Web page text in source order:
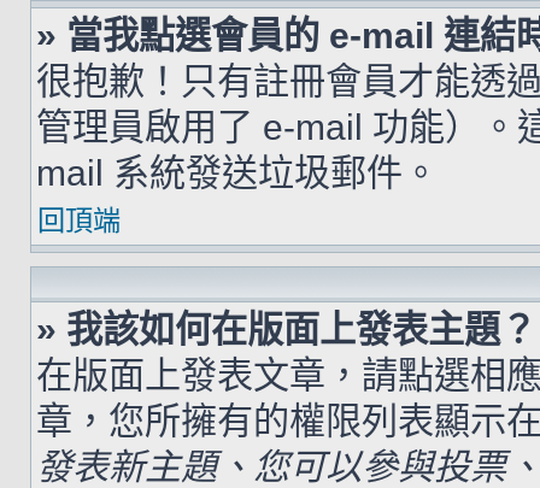
» 當我點選會員的 e-mail 連結
很抱歉！只有註冊會員才能透
管理員啟用了 e-mail 功能）。
mail 系統發送垃圾郵件。
回頂端
» 我該如何在版面上發表主題？
在版面上發表文章，請點選相
章，您所擁有的權限列表顯示
發表新主題、您可以參與投票